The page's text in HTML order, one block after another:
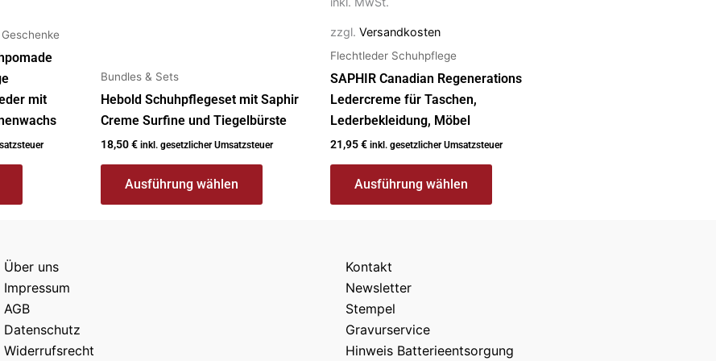
mit
Bundles & Sets
Hebold Schuhpflegeset mit Saphir
Creme Surfine und Tiegelbürste
18,50€ inkl. gesetzlicher Umsatzsteuer
Ausführung wählen
zzgl. Versandkosten
Flechtleder Schuhpflege
SAPHIR Canadian Regenerations
Ledercreme für Taschen,
Lederbekleidung, Möbel
21,95€ inkl. gesetzlicher Umsatzsteuer
Ausführung wählen
Über uns
Impressum
AGB
Datenschutz
Widerrufsrecht
Kontakt
Newsletter
Stempel
Gravurservice
Hinweis Batterieentsorgung